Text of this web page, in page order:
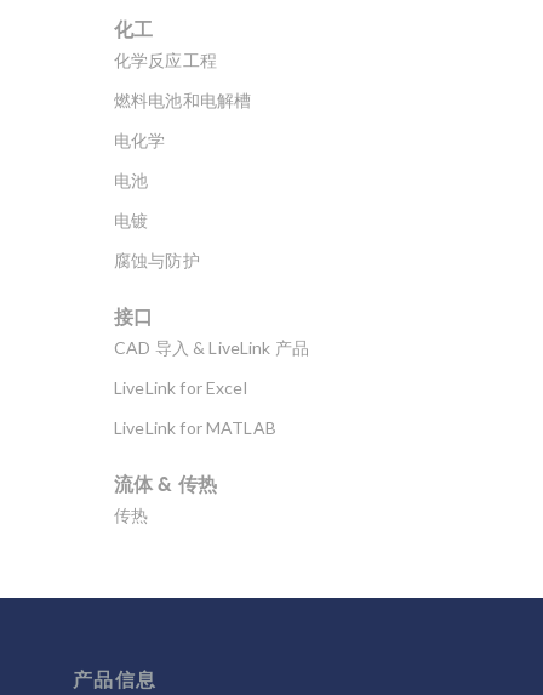
化工
化学反应工程
燃料电池和电解槽
电化学
电池
电镀
腐蚀与防护
接口
CAD 导入 & LiveLink 产品
LiveLink for Excel
LiveLink for MATLAB
流体 & 传热
传热
多孔介质流动
流体流动颗粒跟踪
产品信息